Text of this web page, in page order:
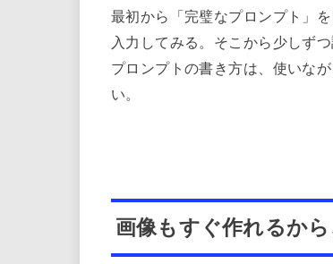
最初から「完璧なプロンプト」
入力してみる。そこから少しず
プロンプトの書き方は、使いな
い。
画像もすぐ作れるか